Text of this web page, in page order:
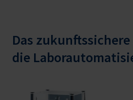
Das
die